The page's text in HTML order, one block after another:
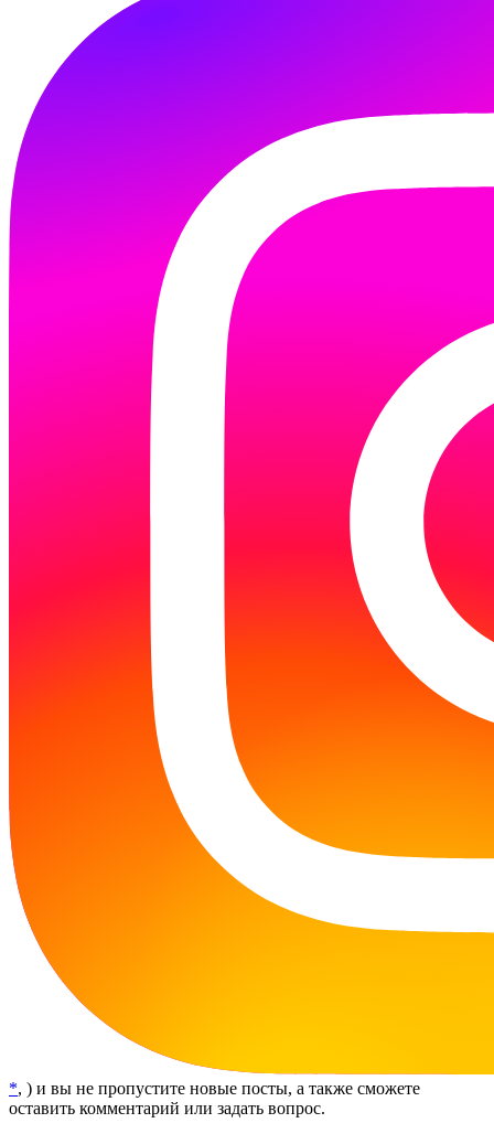
*, ) и вы не пропустите новые посты, а также сможете
оставить комментарий или задать вопрос.